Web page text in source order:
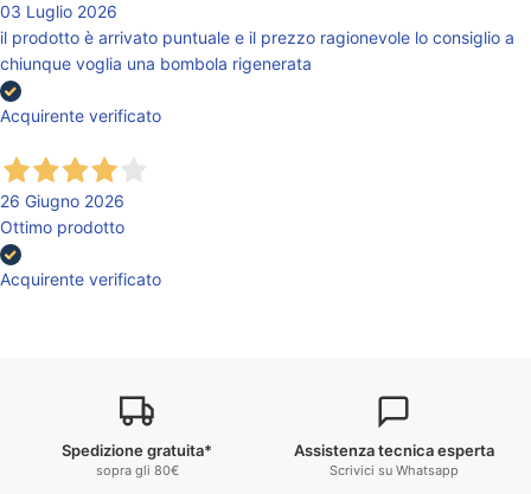
03 Luglio 2026
il prodotto è arrivato puntuale e il prezzo ragionevole lo consiglio a
chiunque voglia una bombola rigenerata
Acquirente verificato
26 Giugno 2026
Ottimo prodotto
Acquirente verificato
Spedizione gratuita*
sopra gli 80€
Assistenza tecnica esperta
Scrivici su Whatsapp